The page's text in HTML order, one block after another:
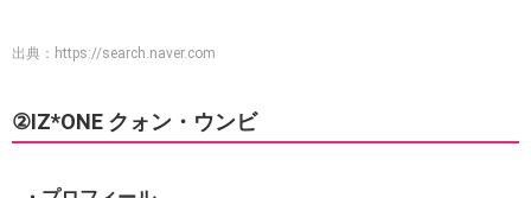
出典： https://search.naver.com
②IZ*ONE クォン・ウンビ